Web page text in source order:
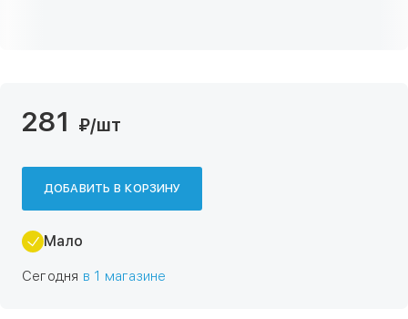
281 ₽/шт
ДОБАВИТЬ В КОРЗИНУ
Мало
Сегодня в 1 магазине